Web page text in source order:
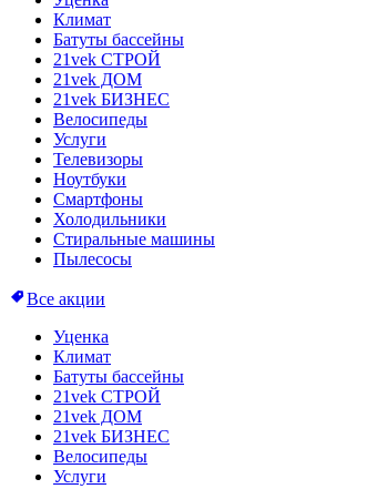
Климат
Батуты бассейны
21vek СТРОЙ
21vek ДОМ
21vek БИЗНЕС
Велосипеды
Услуги
Телевизоры
Ноутбуки
Смартфоны
Холодильники
Стиральные машины
Пылесосы
Все акции
Уценка
Климат
Батуты бассейны
21vek СТРОЙ
21vek ДОМ
21vek БИЗНЕС
Велосипеды
Услуги